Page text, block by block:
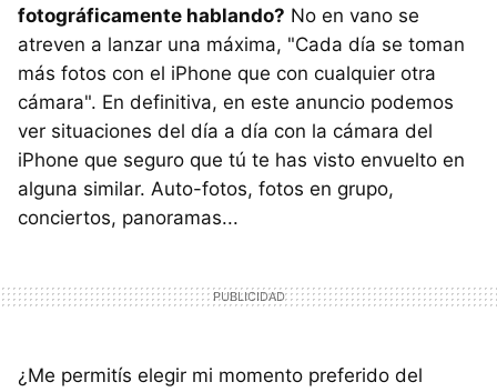
fotográficamente hablando? No en vano se
atreven a lanzar una máxima, "Cada día se toman
más fotos con el iPhone que con cualquier otra
cámara". En definitiva, en este anuncio podemos
ver situaciones del día a día con la cámara del
iPhone que seguro que tú te has visto envuelto en
alguna similar. Auto-fotos, fotos en grupo,
conciertos, panoramas...
¿Me permitís elegir mi momento preferido del